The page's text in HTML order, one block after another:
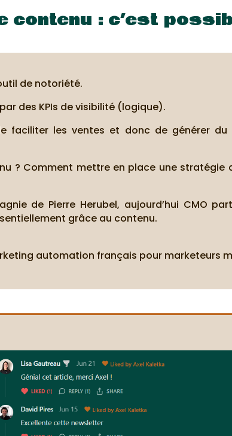
contenu : c’est
de notoriété.
des KPIs de visibilité (logique).
faciliter les ventes et donc de générer du
? Comment mettre en place une stratégie
de Pierre Herubel, aujourd’hui CMO
grâce au contenu.
automation français pour marketeurs